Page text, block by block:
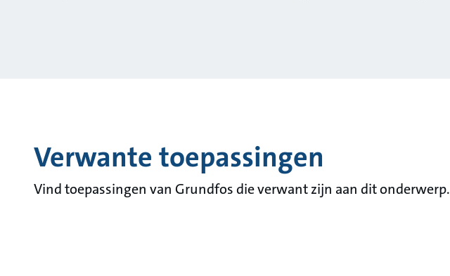
Verwante toepassingen
Vind toepassingen van Grundfos die verwant zijn aan dit onderwerp.